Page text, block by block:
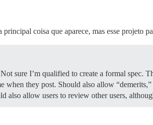
principal coisa que aparece, mas esse projeto
sure I’m qualified to create a formal spec.
when they post. Should also allow
also allow users to review other users,